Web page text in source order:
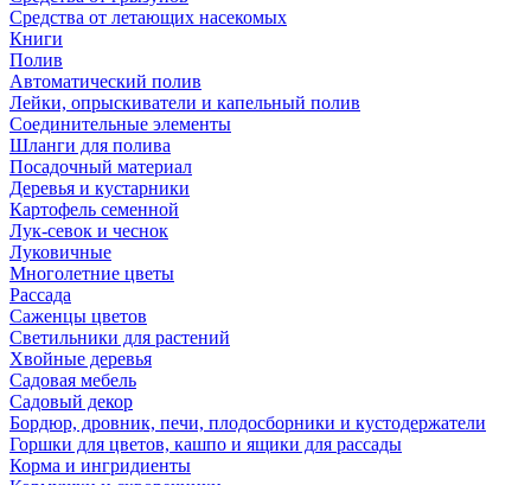
Средства от летающих насекомых
Книги
Полив
Автоматический полив
Лейки, опрыскиватели и капельный полив
Соединительные элементы
Шланги для полива
Посадочный материал
Деревья и кустарники
Картофель семенной
Лук-севок и чеснок
Луковичные
Многолетние цветы
Рассада
Саженцы цветов
Светильники для растений
Хвойные деревья
Садовая мебель
Садовый декор
Бордюр, дровник, печи, плодосборники и кустодержатели
Горшки для цветов, кашпо и ящики для рассады
Корма и ингридиенты